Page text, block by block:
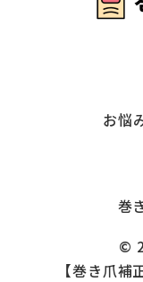
お悩
巻
©
【巻き爪補